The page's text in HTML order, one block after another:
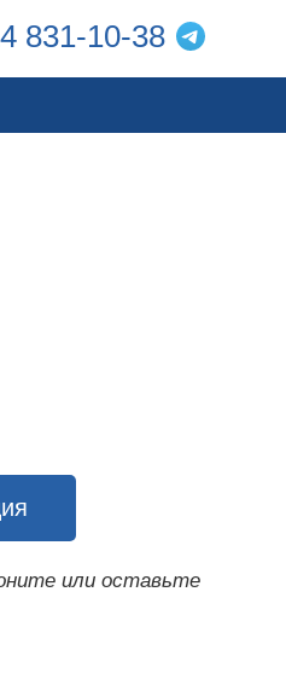
831-10-38
или оставьте